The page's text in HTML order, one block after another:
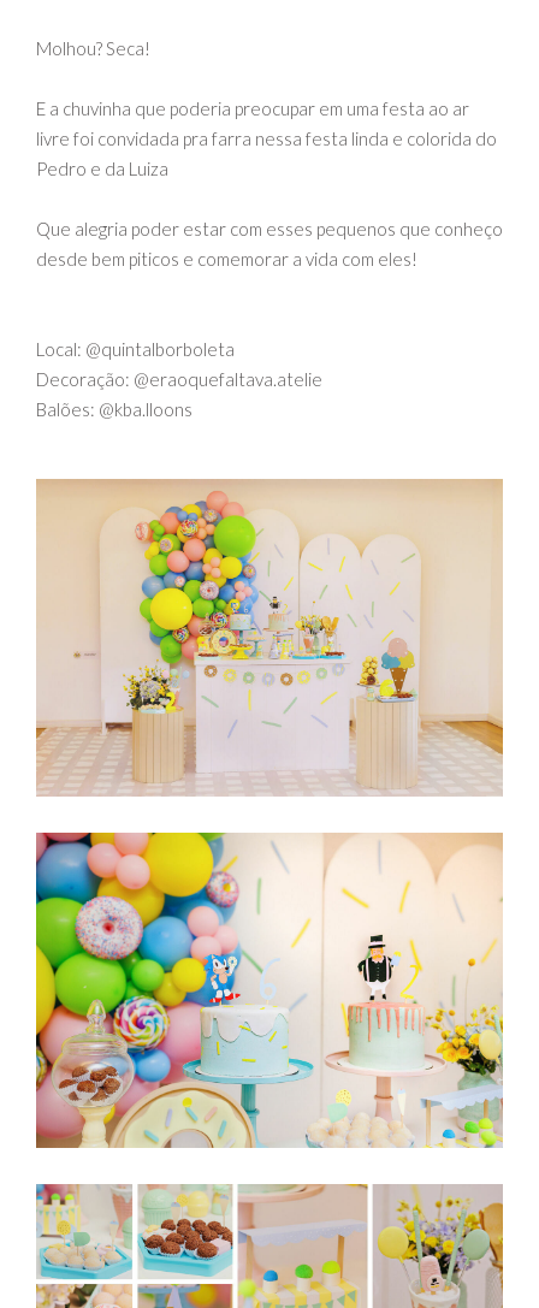
Molhou? Seca!
E a chuvinha que poderia preocupar em uma festa ao ar
livre foi convidada pra farra nessa festa linda e colorida do
Pedro e da Luiza
Que alegria poder estar com esses pequenos que conheço
desde bem piticos e comemorar a vida com eles!
Local: @quintalborboleta
Decoração: @eraoquefaltava.atelie
Balões: @kba.lloons